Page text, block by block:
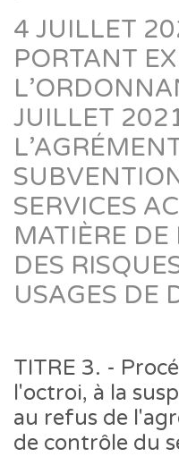
4 JUILLET
PORTANT
JUILLET
SERVICES
MATIÈRE
DES
USAGES DE
TITRE 3. -
l'octroi, à la
au refus de
de contrôle du